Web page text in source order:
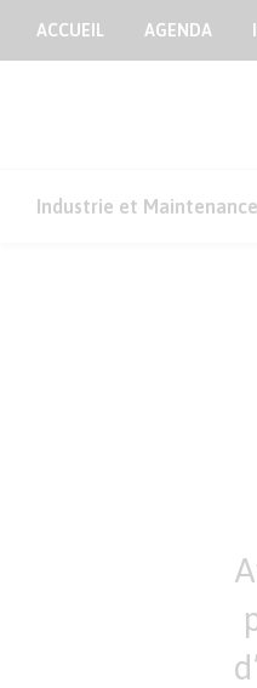
ACCUEIL AGENDA
Industrie et